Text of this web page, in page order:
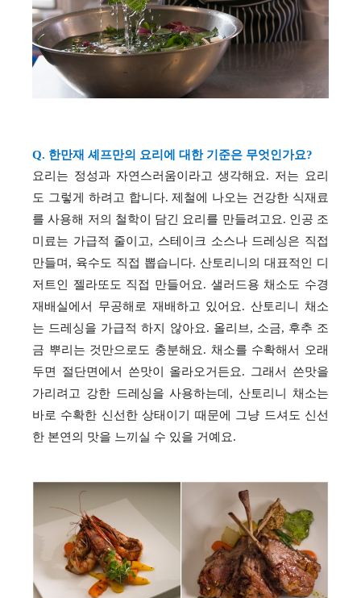
Q. 한만재 셰프만의 요리에 대한 기준은 무엇인가요?
요리는 정성과 자연스러움이라고 생각해요. 저는 요리
도 그렇게 하려고 합니다. 제철에 나오는 건강한 식재료
를 사용해 저의 철학이 담긴 요리를 만들려고요. 인공 조
미료는 가급적 줄이고, 스테이크 소스나 드레싱은 직접
만들며, 육수도 직접 뽑습니다. 산토리니의 대표적인 디
저트인 젤라또도 직접 만들어요. 샐러드용 채소도 수경
재배실에서 무공해로 재배하고 있어요. 산토리니 채소
는 드레싱을 가급적 하지 않아요. 올리브, 소금, 후추 조
금 뿌리는 것만으로도 충분해요. 채소를 수확해서 오래
두면 절단면에서 쓴맛이 올라오거든요. 그래서 쓴맛을
가리려고 강한 드레싱을 사용하는데, 산토리니 채소는
바로 수확한 신선한 상태이기 때문에 그냥 드셔도 신선
한 본연의 맛을 느끼실 수 있을 거예요.